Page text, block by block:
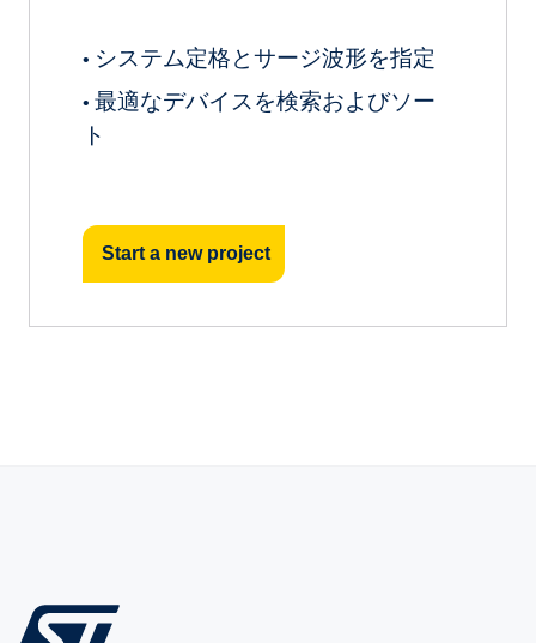
• システム定格とサージ波形を指定
• 最適なデバイスを検索およびソー
ト
Start a new project